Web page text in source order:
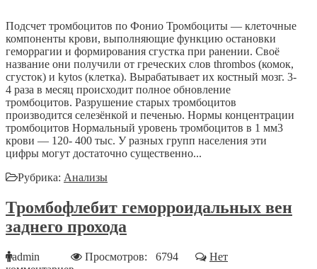
Подсчет тромбоцитов по Фонио Тромбоциты ― клеточные
компоненты крови, выполняющие функцию остановки
геморрагии и формирования сгустка при ранении. Своё
название они получили от греческих слов thrombos (комок,
сгусток) и kytos (клетка). Вырабатывает их костный мозг. 3-
4 раза в месяц происходит полное обновление
тромбоцитов. Разрушение старых тромбоцитов
производится селезёнкой и печенью. Нормы концентрации
тромбоцитов Нормальный уровень тромбоцитов в 1 мм3
крови ― 120- 400 тыс. У разных групп населения эти
цифры могут достаточно существенно...
Рубрика: Анализы
Тромбофлебит геморроидальных вен
заднего прохода
admin Просмотров: 6794
Нет